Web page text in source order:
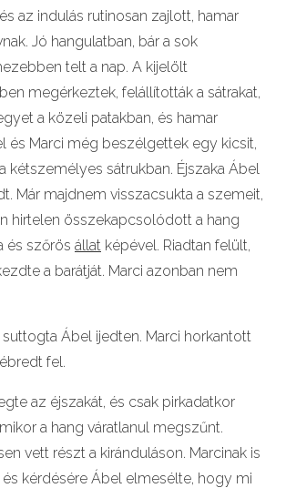
az indulás rutinosan zajlott, hamar
Jó hangulatban, bár a sok
telt a nap. A kijelölt
megérkeztek, felállították a sátrakat,
a közeli patakban, és hamar
és Marci még beszélgettek egy kicsit,
kétszemélyes sátrukban. Éjszaka Ábel
Már majdnem visszacsukta a szemeit,
hirtelen összekapcsolódott a hang
és szőrös állat képével. Riadtan felült,
a barátját. Marci azonban nem
suttogta Ábel ijedten. Marci horkantott
fel.
az éjszakát, és csak pirkadatkor
a hang váratlanul megszűnt.
vett részt a kiránduláson. Marcinak is
kérdésére Ábel elmesélte, hogy mi